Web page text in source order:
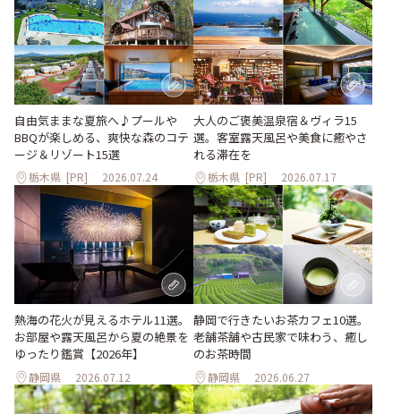
自由気ままな夏旅へ♪プールや
BBQが楽しめる、爽快な森のコテ
ージ＆リゾート15選
栃木県 [PR] 2026.07.24
大人のご褒美温泉宿＆ヴィラ15
選。客室露天風呂や美食に癒やさ
れる滞在を
栃木県 [PR] 2026.07.17
熱海の花火が見えるホテル11選。
お部屋や露天風呂から夏の絶景を
ゆったり鑑賞【2026年】
静岡県 2026.07.12
静岡で行きたいお茶カフェ10選。
老舗茶舗や古民家で味わう、癒し
のお茶時間
静岡県 2026.06.27